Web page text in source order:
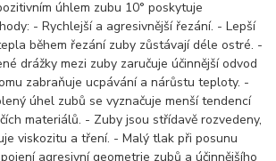
úhlem zubu 10° poskytuje
- Rychlejší a agresivnější řezání. - Lepší
během řezání zuby zůstávají déle ostré. -
drážky mezi zuby zaručuje účinnější odvod
zabraňuje ucpávání a nárůstu teploty. -
úhel zubů se vyznačuje menší tendencí
materiálů. - Zuby jsou střídavě rozvedeny,
viskozitu a tření. - Malý tlak při posunu
agresivní geometrie zubů a účinnějšího